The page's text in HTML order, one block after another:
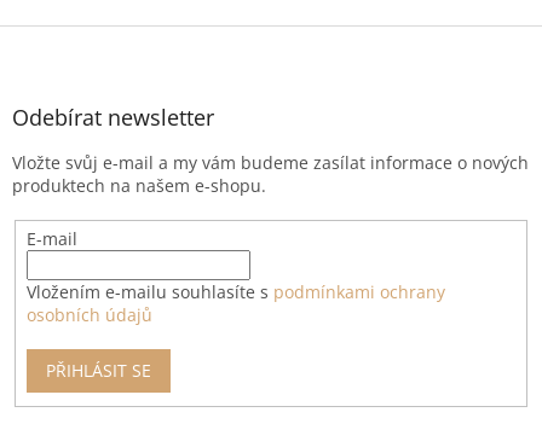
Z
Odebírat newsletter
Vložte svůj e-mail a my vám budeme zasílat informace o nových
produktech na našem e-shopu.
E-mail
Vložením e-mailu souhlasíte s podmínkami ochrany
osobních údajů
PŘIHLÁSIT SE